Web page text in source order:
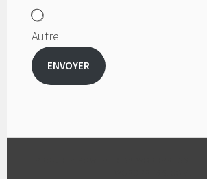
Autre
ENVOYER